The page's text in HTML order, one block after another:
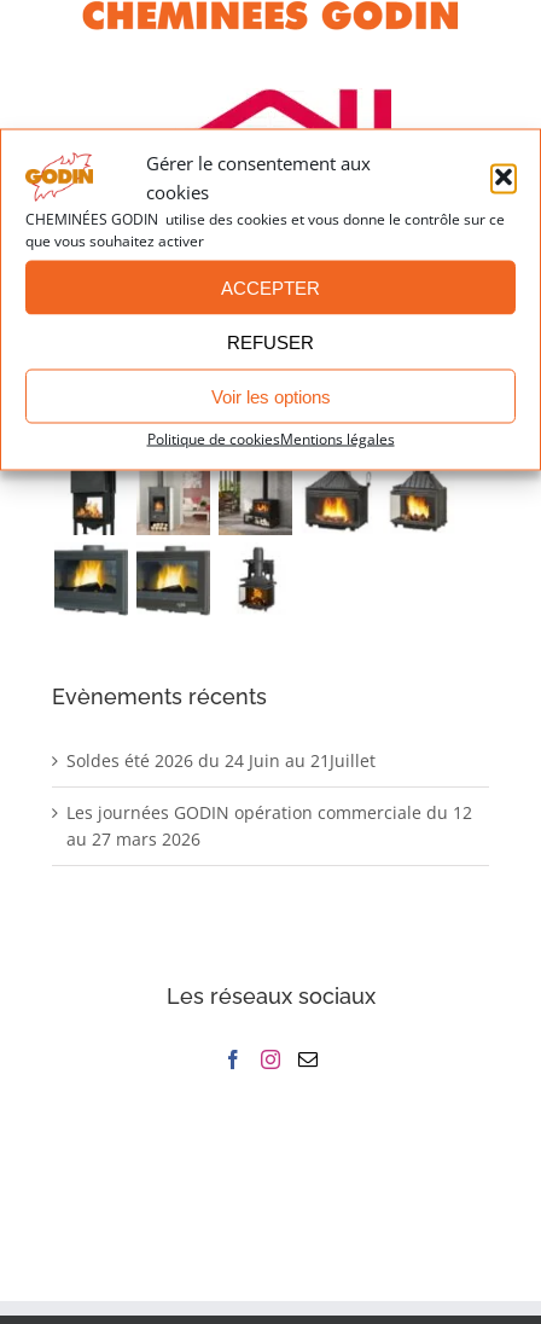
Gérer le consentement aux
cookies
CHEMINÉES GODIN utilise des cookies et vous donne le contrôle sur ce
que vous souhaitez activer
ACCEPTER
REFUSER
Voir les options
Politique de cookiesMentions légales
Dernières réalisations
Evènements récents
Soldes été 2026 du 24 Juin au 21Juillet
Les journées GODIN opération commerciale du 12
au 27 mars 2026
Les réseaux sociaux